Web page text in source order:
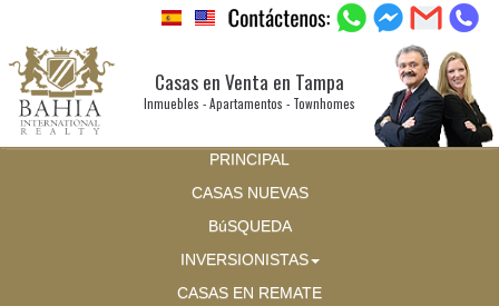
Casas en Venta en Tampa
Inmuebles - Apartamentos - Townhomes
PRINCIPAL
CASAS NUEVAS
BúSQUEDA
INVERSIONISTAS
CASAS EN REMATE